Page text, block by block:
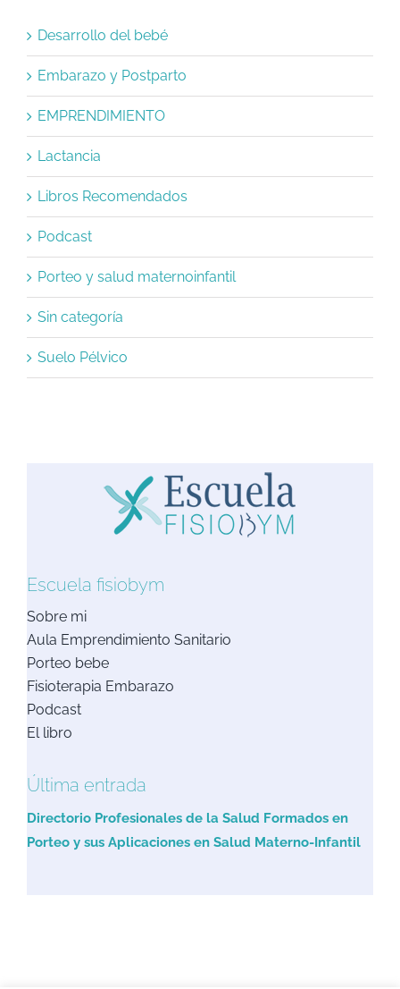
Desarrollo del bebé
Embarazo y Postparto
EMPRENDIMIENTO
Lactancia
Libros Recomendados
Podcast
Porteo y salud maternoinfantil
Sin categoría
Suelo Pélvico
Escuela fisiobym
Sobre mi
Aula Emprendimiento Sanitario
Porteo bebe
Fisioterapia Embarazo
Podcast
El libro
Última entrada
Directorio Profesionales de la Salud Formados en
Porteo y sus Aplicaciones en Salud Materno-Infantil